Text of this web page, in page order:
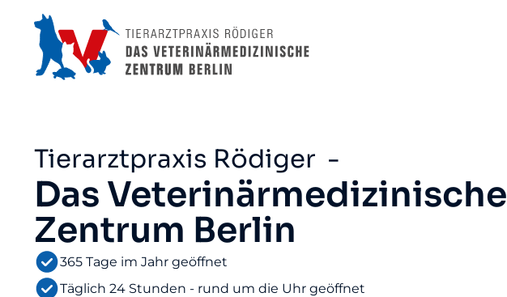
Tierarztpraxis Rödiger -
Das Veterinärmedizinische
Zentrum Berlin
365 Tage im Jahr geöffnet
Täglich 24 Stunden - rund um die Uhr geöffnet